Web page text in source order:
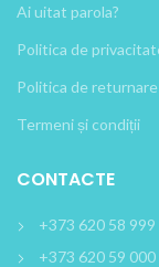
Ai uitat parola?
Politica de
Politica de returnare
Termeni și condiții
CONTACTE
+373 620 58 999
+373 620 59 000